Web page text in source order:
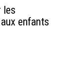
les
enfants